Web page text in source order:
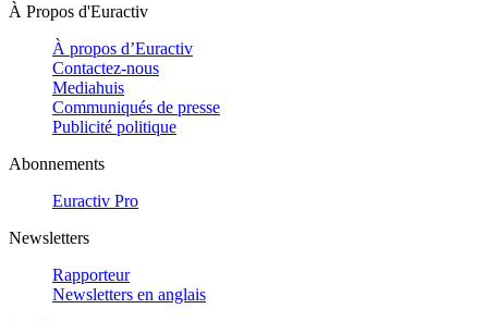
À Propos d'Euractiv
À propos d’Euractiv
Contactez-nous
Mediahuis
Communiqués de presse
Publicité politique
Abonnements
Euractiv Pro
Newsletters
Rapporteur
Newsletters en anglais